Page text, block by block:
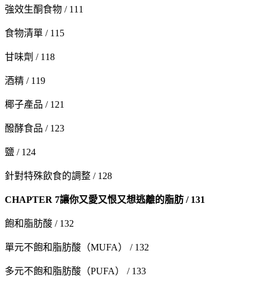
強效生酮食物 / 111
食物清單 / 115
甘味劑 / 118
酒精 / 119
椰子產品 / 121
醱酵食品 / 123
鹽 / 124
針對特殊飲食的調整 / 128
CHAPTER 7讓你又愛又恨又想逃離的脂肪 / 131
飽和脂肪酸 / 132
單元不飽和脂肪酸（MUFA） / 132
多元不飽和脂肪酸（PUFA） / 133